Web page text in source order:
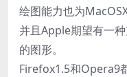
绘图能力也为
并且Apple期望有一
的图形。
Firefox1.5和Opera9